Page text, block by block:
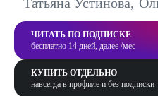
ЧИТАТЬ ПО ПОДПИСКЕ
бесплатно 14 дней, далее /мес
КУПИТЬ ОТДЕЛЬНО
навсегда в профиле и без подписки